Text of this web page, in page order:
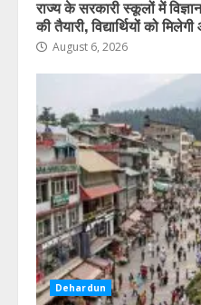
राज्य के सरकारी स्कूलों में
की तैयारी, विद्यार्थियों को
August 6, 2026
Dehardun